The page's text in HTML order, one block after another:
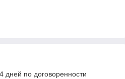
дней по договоренности